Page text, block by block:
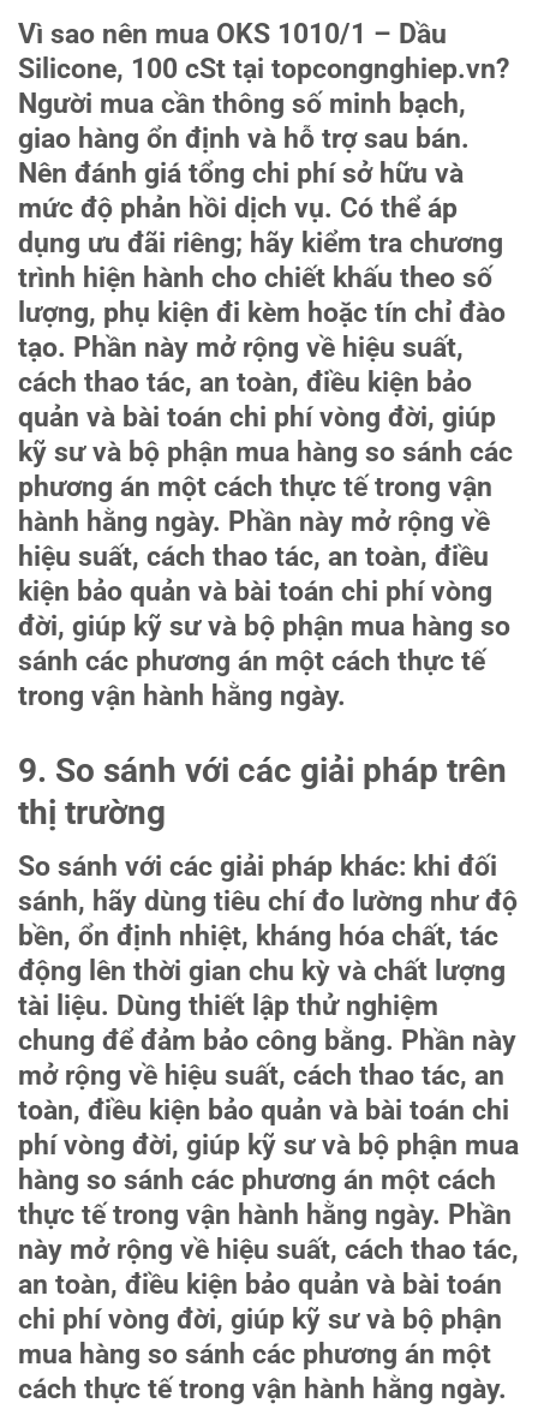
Vì sao nên mua OKS 1010/1 – Dầu
Silicone, 100 cSt tại topcongnghiep.vn?
Người mua cần thông số minh bạch,
giao hàng ổn định và hỗ trợ sau bán.
Nên đánh giá tổng chi phí sở hữu và
mức độ phản hồi dịch vụ. Có thể áp
dụng ưu đãi riêng; hãy kiểm tra chương
trình hiện hành cho chiết khấu theo số
lượng, phụ kiện đi kèm hoặc tín chỉ đào
tạo. Phần này mở rộng về hiệu suất,
cách thao tác, an toàn, điều kiện bảo
quản và bài toán chi phí vòng đời, giúp
kỹ sư và bộ phận mua hàng so sánh các
phương án một cách thực tế trong vận
hành hằng ngày. Phần này mở rộng về
hiệu suất, cách thao tác, an toàn, điều
kiện bảo quản và bài toán chi phí vòng
đời, giúp kỹ sư và bộ phận mua hàng so
sánh các phương án một cách thực tế
trong vận hành hằng ngày.
9. So sánh với các giải pháp trên
thị trường
So sánh với các giải pháp khác: khi đối
sánh, hãy dùng tiêu chí đo lường như độ
bền, ổn định nhiệt, kháng hóa chất, tác
động lên thời gian chu kỳ và chất lượng
tài liệu. Dùng thiết lập thử nghiệm
chung để đảm bảo công bằng. Phần này
mở rộng về hiệu suất, cách thao tác, an
toàn, điều kiện bảo quản và bài toán chi
phí vòng đời, giúp kỹ sư và bộ phận mua
hàng so sánh các phương án một cách
thực tế trong vận hành hằng ngày. Phần
này mở rộng về hiệu suất, cách thao tác,
an toàn, điều kiện bảo quản và bài toán
chi phí vòng đời, giúp kỹ sư và bộ phận
mua hàng so sánh các phương án một
cách thực tế trong vận hành hằng ngày.